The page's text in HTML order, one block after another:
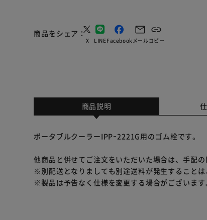
商品をシェア
X LINEFacebook メールコピー
商品説明
ポータブルクーラーIPPｰ2221G用のゴム栓です。
他商品と併せてご注文をいただいた場合は、手配
※別配送となりましても別途送料が発生することは
※製品は予告なく仕様を変更する場合がございます